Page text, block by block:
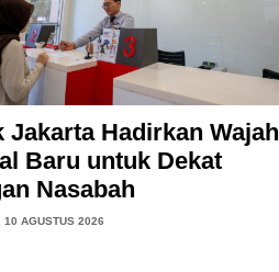
Jakarta Hadirkan Wajah
Baru untuk Dekat
Nasabah
10 AGUSTUS 2026